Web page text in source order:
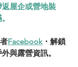
屋企或營地裝
Facebook・解鎖
與露營資訊。